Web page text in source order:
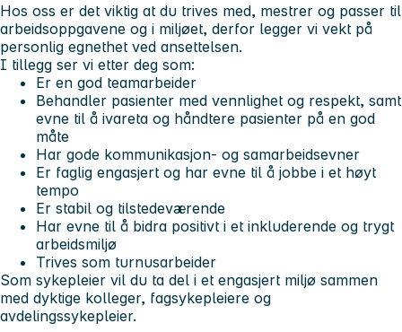
Hos oss er det viktig at du trives med, mestrer og passer til
arbeidsoppgavene og i miljøet, derfor legger vi vekt på
personlig egnethet ved ansettelsen.
I tillegg ser vi etter deg som:
Er en god teamarbeider
Behandler pasienter med vennlighet og respekt, samt
evne til å ivareta og håndtere pasienter på en god
måte
Har gode kommunikasjon- og samarbeidsevner
Er faglig engasjert og har evne til å jobbe i et høyt
tempo
Er stabil og tilstedeværende
Har evne til å bidra positivt i et inkluderende og trygt
arbeidsmiljø
Trives som turnusarbeider
Som sykepleier vil du ta del i et engasjert miljø sammen
med dyktige kolleger, fagsykepleiere og
avdelingssykepleier.